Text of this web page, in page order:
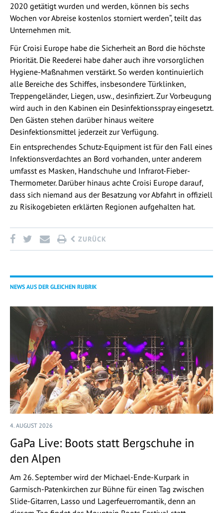
2020 getätigt wurden und werden, können bis sechs
Wochen vor Abreise kostenlos storniert werden“, teilt das
Unternehmen mit.
Für Croisi Europe habe die Sicherheit an Bord die höchste
Priorität. Die Reederei habe daher auch ihre vorsorglichen
Hygiene-Maßnahmen verstärkt. So werden kontinuierlich
alle Bereiche des Schiffes, insbesondere Türklinken,
Treppengeländer, Liegen, usw., desinfiziert. Zur Vorbeugung
wird auch in den Kabinen ein Desinfektionsspray eingesetzt.
Den Gästen stehen darüber hinaus weitere
Desinfektionsmittel jederzeit zur Verfügung.
Ein entsprechendes Schutz-Equipment ist für den Fall eines
Infektionsverdachtes an Bord vorhanden, unter anderem
umfasst es Masken, Handschuhe und Infrarot-Fieber-
Thermometer. Darüber hinaus achte Croisi Europe darauf,
dass sich niemand aus der Besatzung vor Abfahrt in offiziell
zu Risikogebieten erklärten Regionen aufgehalten hat.
ZURÜCK
NEWS AUS DER GLEICHEN RUBRIK
4. AUGUST 2026
GaPa Live: Boots statt Bergschuhe in
den Alpen
Am 26. September wird der Michael-Ende-Kurpark in
Garmisch-Patenkirchen zur Bühne für einen Tag zwischen
Slide-Gitarren, Lasso und Lagerfeuerromantik, denn an